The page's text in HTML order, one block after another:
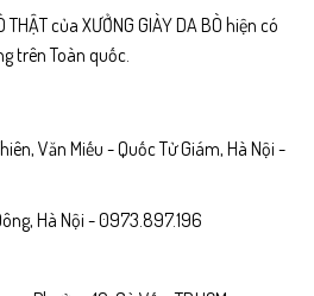
của XƯỞNG GIÀY DA BÒ hiện có
trên Toàn quốc.
Văn Miếu - Quốc Tử Giám, Hà Nội -
Hà Nội - 0973.897.196